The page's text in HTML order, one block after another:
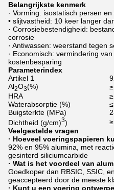
Belangrijkste kenmerk
· Vorming: isostatisch persen
• slijtvastheid: 10 keer langer
· Corrosiebestendigheid:
corrosie
· Antiwassen: weerstand tegen
· Economisch: vermindering
kostenbesparing
Parameterindex
Artikel 1
Al2O3(%)
HRA
Waterabsorptie (%)
Buigsterkte (MPa)
Dichtheid (g/cm)3)
Veelgestelde vragen
· Hoeveel voeringspapieren
92% en 95% alumina, met
gesinterd siliciumcarbide
· Wat is het voordeel van
Goedkoper dan RBSIC, SSIC,
geaccepteerd door de meeste
· Kunt u een voering